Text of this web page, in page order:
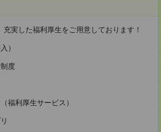
実した福利厚生をご用意しております！
）
度
福利厚生サービス）